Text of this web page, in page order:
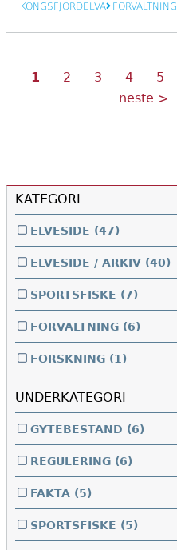
KONGSFJORDELVA FORVALTNING
SiderNåværende
1 Side
2 Side
3 Side
4 Side
5
Neste
neste >
KATEGORI
ELVESIDE (47)
ELVESIDE / ARKIV (40)
SPORTSFISKE (7)
FORVALTNING (6)
FORSKNING (1)
UNDERKATEGORI
GYTEBESTAND (6)
REGULERING (6)
FAKTA (5)
SPORTSFISKE (5)